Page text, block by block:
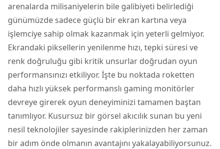
arenalarda milisaniyelerin bile galibiyeti belirlediği
günümüzde sadece güçlü bir ekran kartına veya
işlemciye sahip olmak kazanmak için yeterli gelmiyor.
Ekrandaki piksellerin yenilenme hızı, tepki süresi ve
renk doğruluğu gibi kritik unsurlar doğrudan oyun
performansınızı etkiliyor. İşte bu noktada roketten
daha hızlı yüksek performanslı gaming monitörler
devreye girerek oyun deneyiminizi tamamen baştan
tanımlıyor. Kusursuz bir görsel akıcılık sunan bu yeni
nesil teknolojiler sayesinde rakiplerinizden her zaman
bir adım önde olmanın avantajını yakalayabiliyorsunuz.